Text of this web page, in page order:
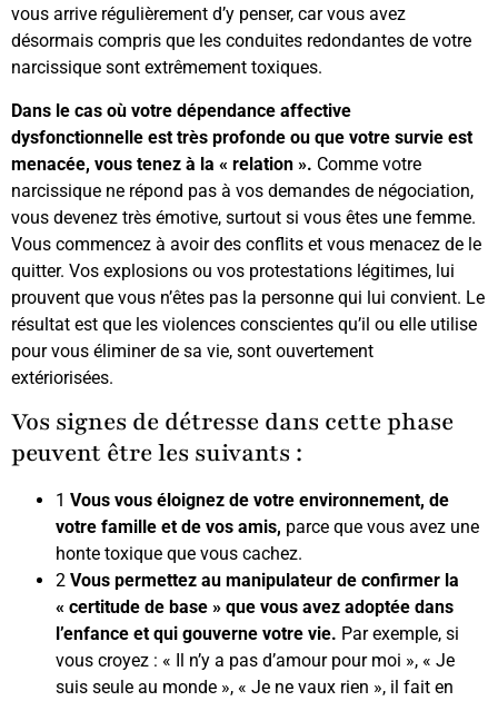
vous arrive régulièrement d’y penser, car vous avez
désormais compris que les conduites redondantes de votre
narcissique sont extrêmement toxiques.
Dans le cas où votre dépendance affective
dysfonctionnelle est très profonde ou que votre survie est
menacée, vous tenez à la « relation ». Comme votre
narcissique ne répond pas à vos demandes de négociation,
vous devenez très émotive, surtout si vous êtes une femme.
Vous commencez à avoir des conflits et vous menacez de le
quitter. Vos explosions ou vos protestations légitimes, lui
prouvent que vous n’êtes pas la personne qui lui convient. Le
résultat est que les violences conscientes qu’il ou elle utilise
pour vous éliminer de sa vie, sont ouvertement
extériorisées.
Vos signes de détresse dans cette phase
peuvent être les suivants :
1 Vous vous éloignez de votre environnement, de
votre famille et de vos amis, parce que vous avez une
honte toxique que vous cachez.
2 Vous permettez au manipulateur de confirmer la
« certitude de base » que vous avez adoptée dans
l’enfance et qui gouverne votre vie. Par exemple, si
vous croyez : « Il n’y a pas d’amour pour moi », « Je
suis seule au monde », « Je ne vaux rien », il fait en